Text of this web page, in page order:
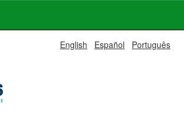
English Español Português